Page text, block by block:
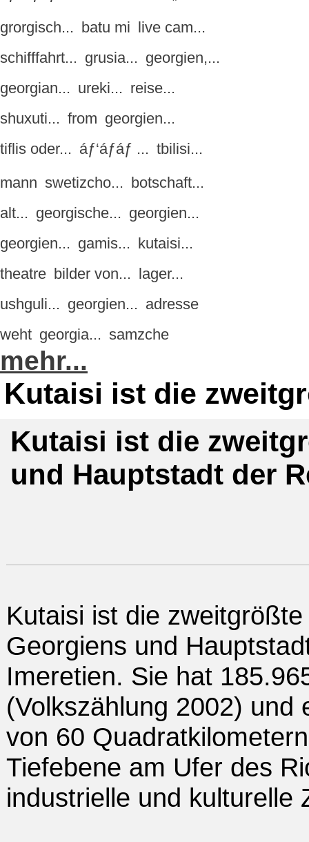
grorgisch... batu mi live cam...
schifffahrt... grusia... georgien,...
georgian... ureki... reise...
shuxuti... from georgien...
tiflis oder... áƒ‘áƒáƒ ... tbilisi...
mann swetizcho... botschaft...
alt... georgische... georgien...
georgien... gamis... kutaisi...
theatre bilder von... lager...
ushguli... georgien... adresse
weht georgia... samzche
mehr...
Kutaisi ist die
Kutaisi ist die
und Hauptstadt der
Kutaisi ist die
Georgiens und
Imeretien. Sie hat
(Volkszählung 2002) und
von 60
Tiefebene am Ufer des
industrielle und kulturelle